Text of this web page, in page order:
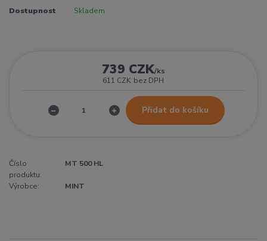
Dostupnost Skladem
739 CZK/ks
611 CZK bez DPH
Přidat do košíku
Číslo
produktu:
MT 500 HL
Výrobce: MINT